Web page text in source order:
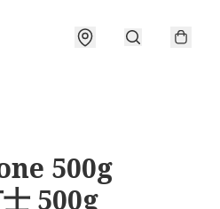
500g
500g